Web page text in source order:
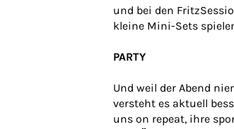
und bei den
kleine Mini-Sets
PARTY
Und weil der Abend
versteht es aktuell
uns on repeat, ihre